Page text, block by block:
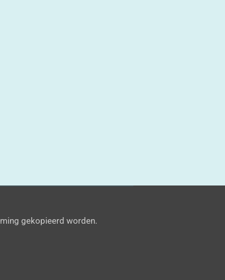
gekopieerd worden.